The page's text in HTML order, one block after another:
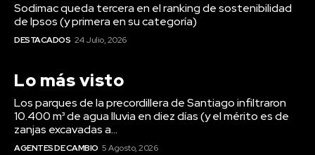
Sodimac queda tercera en el ranking de sostenibilidad
de Ipsos (y primera en su categoría)
DESTACADOS 24 Julio, 2026
Lo más visto
Los parques de la precordillera de Santiago infiltraron
10.400 m³ de agua lluvia en diez días (y el mérito es de
zanjas excavadas a...
AGENTES DE CAMBIO 5 Agosto, 2026